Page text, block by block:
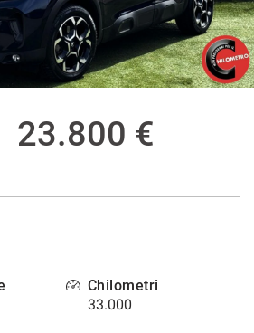
23.800 €
Chilometri
33.000